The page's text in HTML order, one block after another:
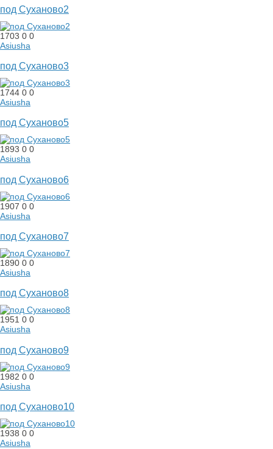
Объявления
Карта
под Суханово2
1703 0 0
Asiusha
под Суханово3
1744 0 0
Asiusha
под Суханово5
1893 0 0
Asiusha
под Суханово6
1907 0 0
Asiusha
под Суханово7
1890 0 0
Asiusha
под Суханово8
1951 0 0
Asiusha
под Суханово9
1982 0 0
Asiusha
под Суханово10
1938 0 0
Asiusha